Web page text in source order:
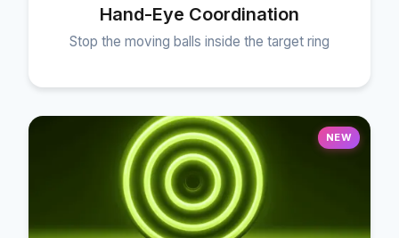
Hand-Eye Coordination
Stop the moving balls inside the target ring
NEW